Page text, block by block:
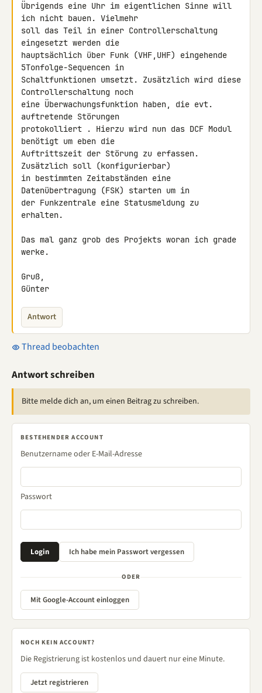
Übrigends eine Uhr im eigentlichen Sinne will
ich nicht bauen. Vielmehr
soll das Teil in einer Controllerschaltung
eingesetzt werden die
hauptsächlich über Funk (VHF,UHF) eingehende
5Tonfolge-Sequencen in
Schaltfunktionen umsetzt. Zusätzlich wird diese
Controllerschaltung noch
eine Überwachungsfunktion haben, die evt.
auftretende Störungen
protokolliert . Hierzu wird nun das DCF Modul
benötigt um eben die
Auftrittszeit der Störung zu erfassen.
Zusätzlich soll (konfigurierbar)
in bestimmten Zeitabständen eine
Datenübertragung (FSK) starten um in
der Funkzentrale eine Statusmeldung zu
erhalten.
Das mal ganz grob des Projekts woran ich grade
werke.
Gruß,
Günter
Antwort
Thread beobachten
Antwort schreiben
Bitte melde dich an, um einen Beitrag zu schreiben.
BESTEHENDER ACCOUNT
Benutzername oder E-Mail-Adresse
Passwort
ODER
Mit Google-Account einloggen
NOCH KEIN ACCOUNT?
Die Registrierung ist kostenlos und dauert nur eine Minute.
Jetzt registrieren